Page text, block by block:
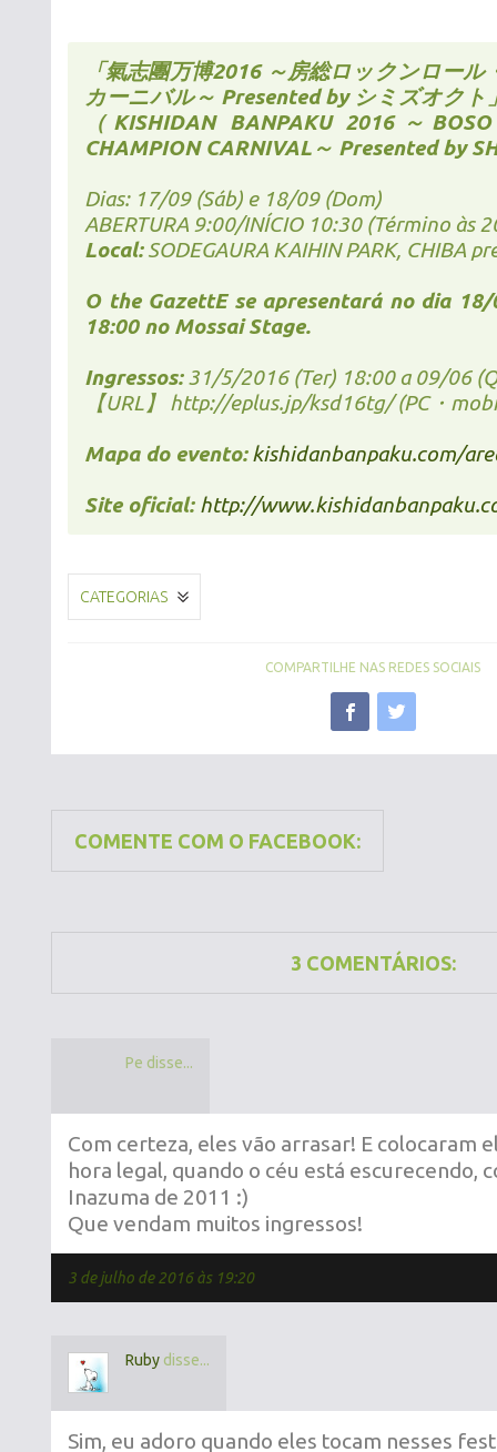
「氣志團万博2016 ～房総ロックンロー
カーニバル～ Presented by シミズオクト
（KISHIDAN BANPAKU 2016～
CHAMPION CARNIVAL～ Presented by
Dias: 17/09 (Sáb) e 18/09 (Dom)
ABERTURA 9:00/INÍCIO 10:30 (Término às
Local:SODEGAURA KAIHIN PARK, CHIBA
O the GazettE se apresentará no dia
18:00 no Mossai Stage.
Ingressos:31/5/2016 (Ter) 18:00 a 09/06
【URL】 http://eplus.jp/ksd16tg/ (PC・
Mapa do evento: kishidanbanpaku.com/
Site oficial: http://
CATEGORIAS
COMPARTILHE NAS REDES SOCIAIS
COMENTE COM O FACEBOOK:
3 COMENTÁRIOS:
Pe disse...
Com certeza, eles vão arrasar! E colocaram
hora legal, quando o céu está escurecendo,
Inazuma de 2011 :)
Que vendam muitos ingressos!
3 de julho de 2016 às 19:20
Ruby disse...
Sim, eu adoro quando eles tocam nesses